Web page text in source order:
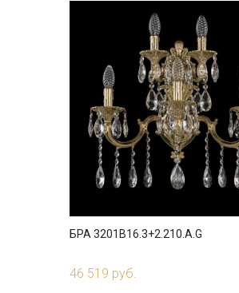
БРА 3201B16.3+2.210.A.G
46 519 руб.